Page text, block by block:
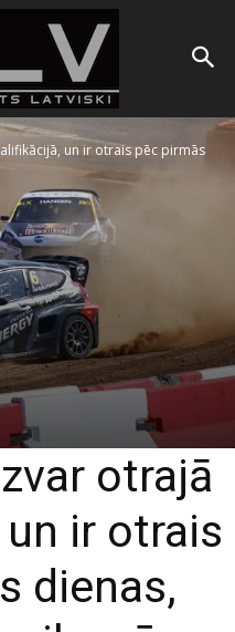
un ir otrais pēc pirmās
otrajā
ir otrais
dienas,